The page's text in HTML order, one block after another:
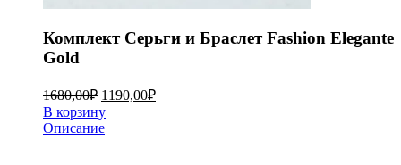
Комплект Серьги и Браслет Fashion Elegante
Gold
1680,00₽ 1190,00₽
В корзину
Описание